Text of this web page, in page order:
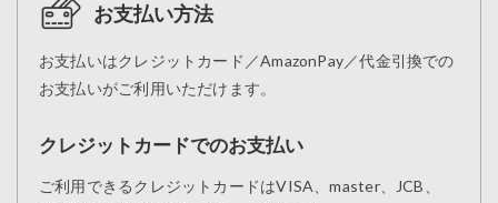
お支払い方法
お支払いはクレジットカード／AmazonPay／代金引換での
お支払いがご利用いただけます。
クレジットカードでのお支払い
ご利用できるクレジットカードはVISA、master、JCB、